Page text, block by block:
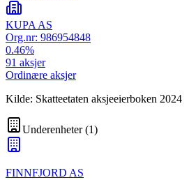
KUPA AS
Org.nr: 986954848
0.46%
91 aksjer
Ordinære aksjer
Kilde: Skatteetaten aksjeeierboken 2024
Underenheter(1)
FINNFJORD AS